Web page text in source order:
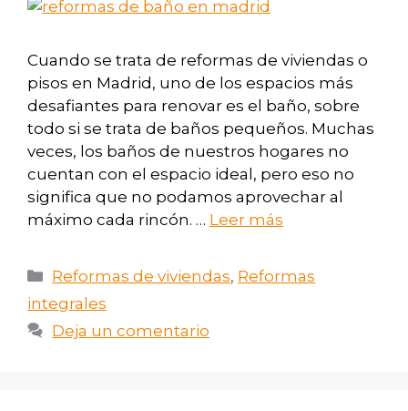
Cuando se trata de reformas de viviendas o
pisos en Madrid, uno de los espacios más
desafiantes para renovar es el baño, sobre
todo si se trata de baños pequeños. Muchas
veces, los baños de nuestros hogares no
cuentan con el espacio ideal, pero eso no
significa que no podamos aprovechar al
máximo cada rincón. … Leer más
Reformas de viviendas, Reformas
integrales
Deja un comentario